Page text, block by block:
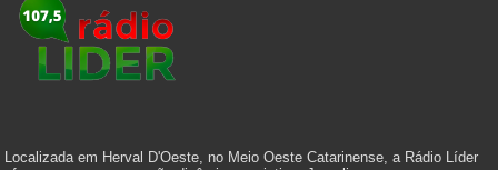
Localizada em Herval D'Oeste, no Meio Oeste Catarinense, a Rádio Líder